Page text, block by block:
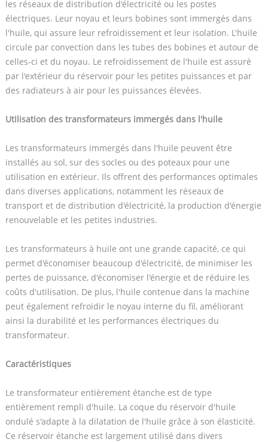
les réseaux de distribution d'électricité ou les postes
électriques. Leur noyau et leurs bobines sont immergés dans
l'huile, qui assure leur refroidissement et leur isolation. L'huile
circule par convection dans les tubes des bobines et autour de
celles-ci et du noyau. Le refroidissement de l'huile est assuré
par l'extérieur du réservoir pour les petites puissances et par
des radiateurs à air pour les puissances élevées.
Utilisation des transformateurs immergés dans l'huile
Les transformateurs immergés dans l'huile peuvent être
installés au sol, sur des socles ou des poteaux pour une
utilisation en extérieur. Ils offrent des performances optimales
dans diverses applications, notamment les réseaux de
transport et de distribution d'électricité, la production d'énergie
renouvelable et les petites industries.
Les transformateurs à huile ont une grande capacité, ce qui
permet d'économiser beaucoup d'électricité, de minimiser les
pertes de puissance, d'économiser l'énergie et de réduire les
coûts d'utilisation. De plus, l'huile contenue dans la machine
peut également refroidir le noyau interne du fil, améliorant
ainsi la durabilité et les performances électriques du
transformateur.
Caractéristiques
Le transformateur entièrement étanche est de type
entièrement rempli d'huile. La coque du réservoir d'huile
ondulé s'adapte à la dilatation de l'huile grâce à son élasticité.
Ce réservoir étanche est largement utilisé dans divers